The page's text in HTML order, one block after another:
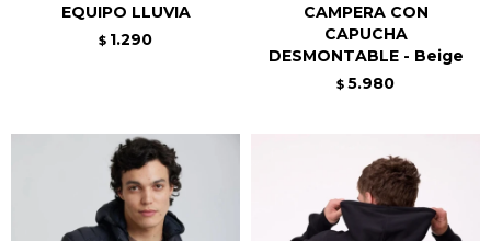
EQUIPO LLUVIA
$ 1.290
CAMPERA CON
CAPUCHA
DESMONTABLE - Beige
$ 5.980